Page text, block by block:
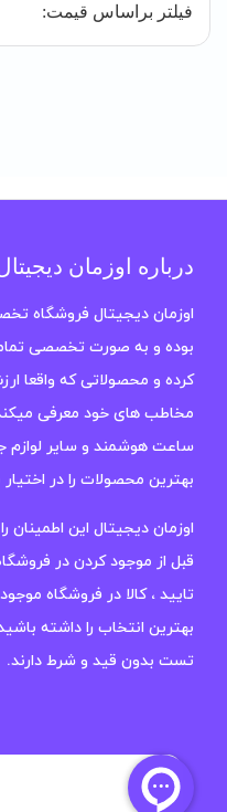
فیلتر براساس قیمت:
درباره اوزمان
اوزمان دیجیتال فروشگاه
بوده و به صورت تخصصی
کرده و محصولاتی که واقعا
مخاطب های خود معرفی
ساعت هوشمند و سایر لوازم
بهترین محصولات را در
اوزمان دیجیتال این
قبل از موجود کردن در
تایید ، کالا در فروشگاه
بهترین انتخاب را داشته
تست بدون قید و شرط دارند.